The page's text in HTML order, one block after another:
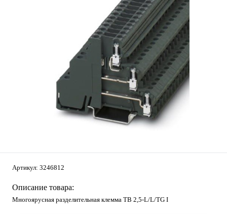
Артикул: 3246812
Описание товара:
Многоярусная разделительная клемма TB 2,5-L/L/TG I